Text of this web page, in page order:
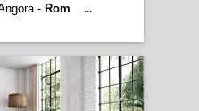
- Rom
...